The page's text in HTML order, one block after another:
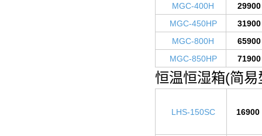
MGC-400H
29900
MGC-450HP
31900
MGC-800H
65900
MGC-850HP
71900
恒温恒湿箱(简易
LHS-150SC 16900